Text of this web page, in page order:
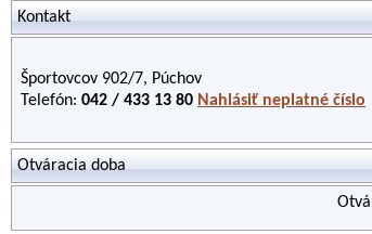
Kontakt
Športovcov 902/7, Púchov
Telefón: 042 / 433 13 80 Nahlásiť neplatné číslo
Otváracia doba